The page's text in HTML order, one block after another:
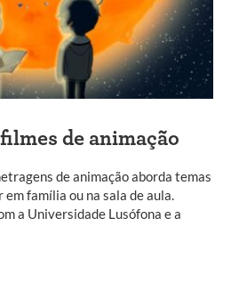
de animação
de animação aborda temas
família ou na sala de aula.
a Universidade Lusófona e a